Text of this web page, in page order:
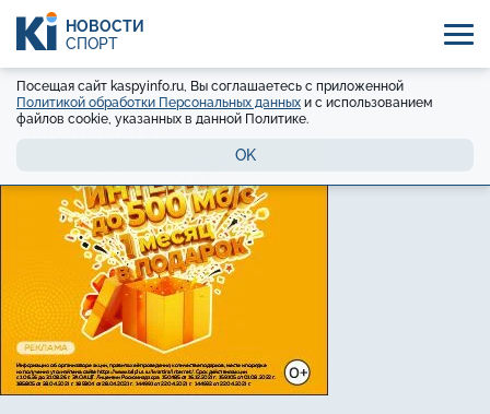
НОВОСТИ
СПОРТ
Посещая сайт kaspyinfo.ru, Вы соглашаетесь с приложенной
Политикой обработки Персональных данных и с использованием
файлов cookie, указанных в данной Политике.
OK